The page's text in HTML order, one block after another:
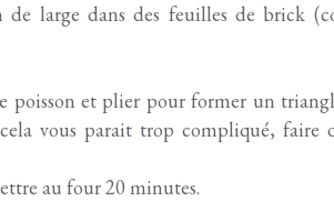
de large dans des feuilles de brick
poisson et plier pour former un
vous parait trop compliqué, faire
au four 20 minutes.